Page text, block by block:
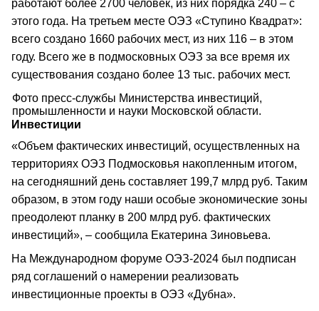
работают более 2700 человек, из них порядка 240 – с
этого года. На третьем месте ОЭЗ «Ступино Квадрат»:
всего создано 1660 рабочих мест, из них 116 – в этом
году. Всего же в подмосковных ОЭЗ за все время их
существования создано более 13 тыс. рабочих мест.
Фото пресс-службы Министерства инвестиций,
промышленности и науки Московской области.
Инвестиции
«Объем фактических инвестиций, осуществленных на
территориях ОЭЗ Подмосковья накопленным итогом,
на сегодняшний день составляет 199,7 млрд руб. Таким
образом, в этом году наши особые экономические зоны
преодолеют планку в 200 млрд руб. фактических
инвестиций», – сообщила Екатерина Зиновьева.
На Международном форуме ОЭЗ-2024 был подписан
ряд соглашений о намерении реализовать
инвестиционные проекты в ОЭЗ «Дубна».